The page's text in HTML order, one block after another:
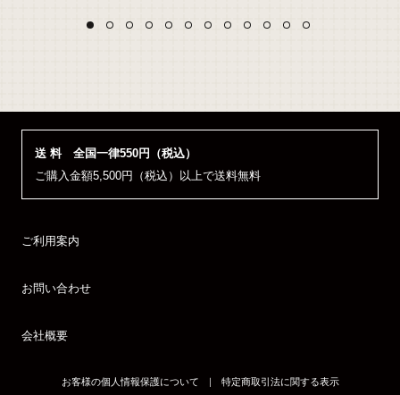
送 料 全国一律550円（税込）
ご購入金額5,500円（税込）以上で送料無料
ご利用案内
お問い合わせ
会社概要
お客様の個人情報保護について ｜ 特定商取引法に関する表示